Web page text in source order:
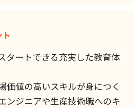
タートできる充実した教育体
価値の高いスキルが身につく
ンジニアや生産技術職へのキ